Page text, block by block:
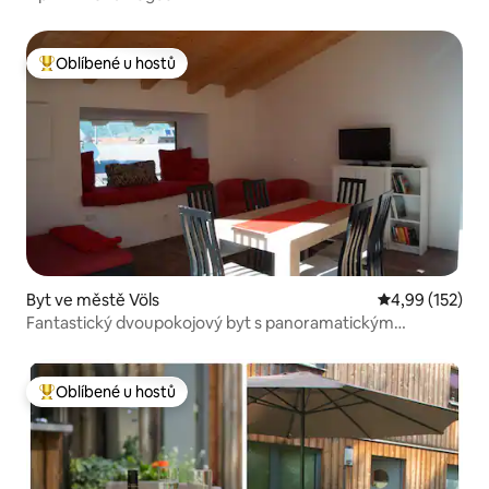
Nejlepší v kategorii Oblíbené u hostů
Oblíbené u hostů
Byt ve městě Völs Průměrné
4,99 (152)
Fantastický dvoupokojový byt s panoramatickým
Nejlepší v kategorii Oblíbené u hostů
Oblíbené u hostů